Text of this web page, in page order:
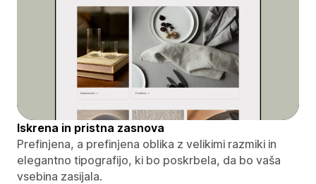
Iskrena in pristna zasnova
Prefinjena, a prefinjena oblika z velikimi razmiki in
elegantno tipografijo, ki bo poskrbela, da bo vaša
vsebina zasijala.